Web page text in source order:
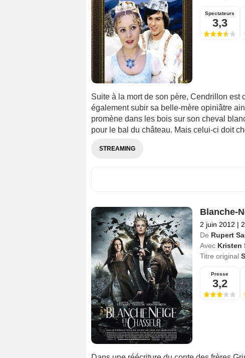
Spectateurs
3,3
Suite à la mort de son père, Cendrillon
également subir sa belle-mère opiniâtre
promène dans les bois sur son cheval
pour le bal du château. Mais celui-ci doit
STREAMING
Blanche-
2 juin 2012 |
De Rupert
Avec Kristen
Titre original
Presse
3,2